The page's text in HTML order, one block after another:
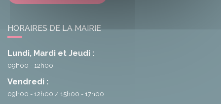
HORAIRES DE LA MAIRIE
Lundi, Mardi et Jeudi :
09h00 - 12h00
Vendredi :
09h00 - 12h00 15h00 - 17h00